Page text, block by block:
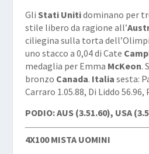
Gli Stati Unitidominano per
stile libero da ragione all’
ciliegina sulla torta
uno stacco a 0,04 di Cate
medaglia per Emma McKeon.
bronzo Canada. Italia sesta:
Carraro 1.05.88, Di Liddo
PODIO: AUS (3.51.60), USA
4X100 MISTA UOMINI